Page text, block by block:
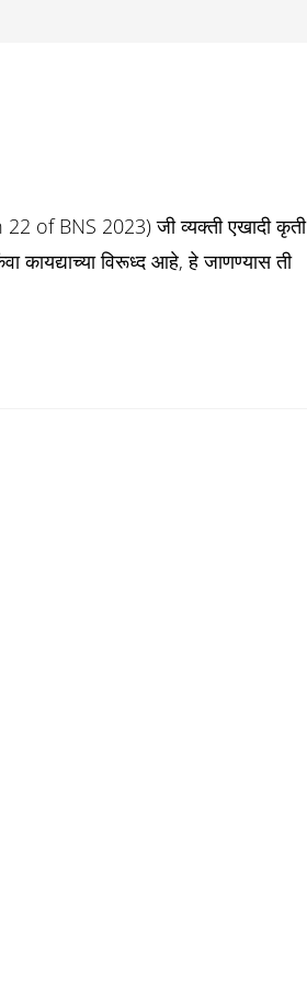
of BNS 2023) जी व्यक्ती एखादी कृती
विरूध्द आहे, हे जाणण्यास ती